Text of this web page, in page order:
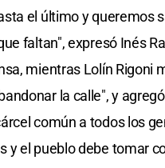
el último y queremos
faltan", expresó Inés
mientras Lolín Rigoni
la calle", y
común a todos los
y el pueblo debe tomar